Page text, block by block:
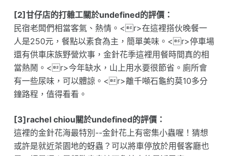
[2]甘仔店的打雜工關於undefined的評價：
民宿老闆們相當客氣、熱情。<r>在這裡搭伙晚餐一
人是250元，餐點以素食為主，簡單美味。<r>停車場
還有供車床族野營炊事，金針花季這裡用餐時間真的相
當熱鬧。<r>今年缺水，山上用水要很節省。廁所會
有一些尿味，可以體諒。<r>離千噸石龜約莫10多分
鐘路程，值得看看。
[3]rachel chiou關於undefined的評價：
這裡的金針花海最特別--金針花上有密集小蟲喔！猜想
或許是就近茶園地的蚜蟲？可以將車停放於用餐客廳也